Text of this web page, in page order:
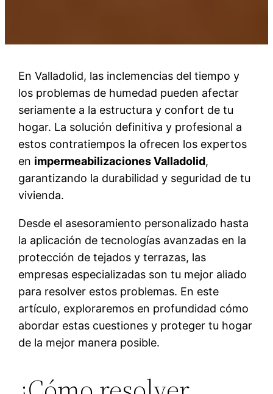
En Valladolid, las inclemencias del tiempo y
los problemas de humedad pueden afectar
seriamente a la estructura y confort de tu
hogar. La solución definitiva y profesional a
estos contratiempos la ofrecen los expertos
en impermeabilizaciones Valladolid,
garantizando la durabilidad y seguridad de tu
vivienda.
Desde el asesoramiento personalizado hasta
la aplicación de tecnologías avanzadas en la
protección de tejados y terrazas, las
empresas especializadas son tu mejor aliado
para resolver estos problemas. En este
artículo, exploraremos en profundidad cómo
abordar estas cuestiones y proteger tu hogar
de la mejor manera posible.